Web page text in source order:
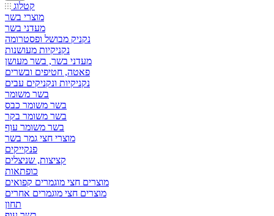
קטלוג
מוצרי בשר
מעדני בשר
נקניק מבושל ופסטרומה
נקניקיות מעושנות
מעדני בשר, בשר מעושן
פאטה, חטיפים ובשרים
נקניקיות ונקניקים עבים
בשר משומר
בשר משומר כבס
בשר משומר בקר
בשר משומר עוף
מוצרי חצי גמר בשר
פנקייקים
קציצות, שניצלים
כופתאות
מוצרים חצי מוגמרים קפואים
מוצרים חצי מוגמרים אחרים
תחון